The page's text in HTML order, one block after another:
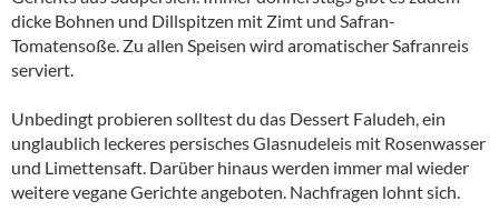
dicke Bohnen und Dillspitzen mit Zimt und Safran-
Tomatensoße. Zu allen Speisen wird aromatischer Safranreis
serviert.
Unbedingt probieren solltest du das Dessert Faludeh, ein
unglaublich leckeres persisches Glasnudeleis mit Rosenwasser
und Limettensaft. Darüber hinaus werden immer mal wieder
weitere vegane Gerichte angeboten. Nachfragen lohnt sich.